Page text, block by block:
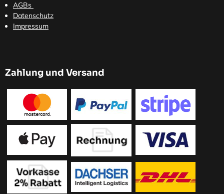
AGBs
Datenschutz
Impressum
Zahlung und Versand